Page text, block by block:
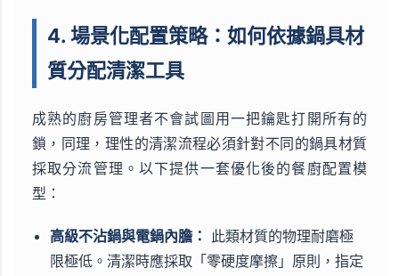
4. 場景化配置策略：如何依據鍋具材
質分配清潔工具
成熟的廚房管理者不會試圖用一把鑰匙打開所有的
鎖，同理，理性的清潔流程必須針對不同的鍋具材質
採取分流管理。以下提供一套優化後的餐廚配置模
型：
高級不沾鍋與電鍋內膽：
此類材質的物理耐磨極
限極低。清潔時應採取「零硬度摩擦」原則，指定